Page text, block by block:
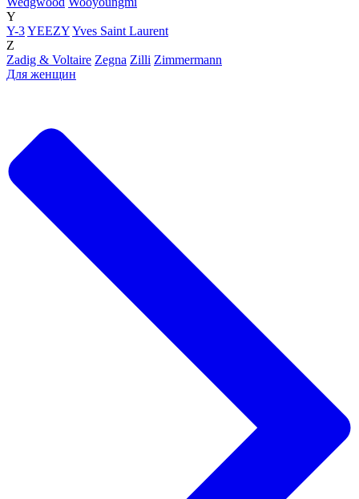
Y
Y-3YEEZYYves Saint Laurent
Z
Zadig & Voltaire Zegna Zilli Zimmermann
Для женщин